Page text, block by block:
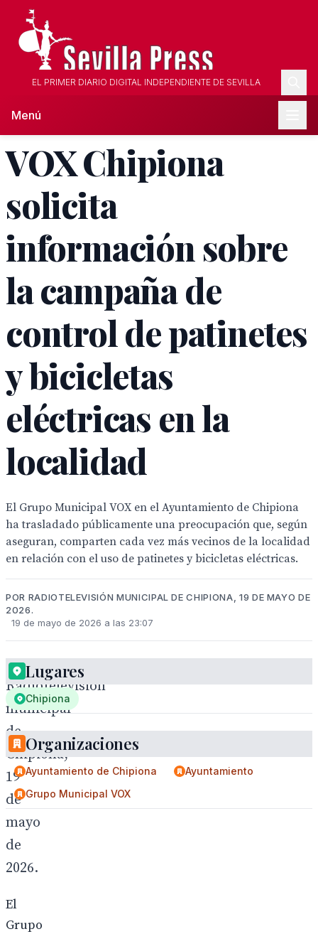
EL PRIMER DIARIO DIGITAL INDEPENDIENTE DE SEVILLA
Menú
VOX Chipiona
solicita
información sobre
la campaña de
control de patinetes
y bicicletas
eléctricas en la
localidad
El Grupo Municipal VOX en el Ayuntamiento de Chipiona
ha trasladado públicamente una preocupación que, según
aseguran, comparten cada vez más vecinos de la localidad
en relación con el uso de patinetes y bicicletas eléctricas.
POR RADIOTELEVISIÓN MUNICIPAL DE CHIPIONA, 19 DE MAYO DE
2026.
19 de mayo de 2026 a las 23:07
Radiotelevisión
municipal
de
Chipiona,
19
de
mayo
de
2026.
El
Grupo
Lugares
Chipiona
Organizaciones
Ayuntamiento de Chipiona
Ayuntamiento
Grupo Municipal VOX